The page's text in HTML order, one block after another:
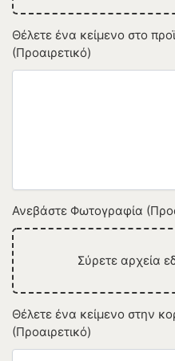
Θέλετε ένα κείμενο στο
(Προαιρετικό)
Ανεβάστε Φωτογραφία
Σύρετε αρχεία
Θέλετε ένα κείμενο στην
(Προαιρετικό)